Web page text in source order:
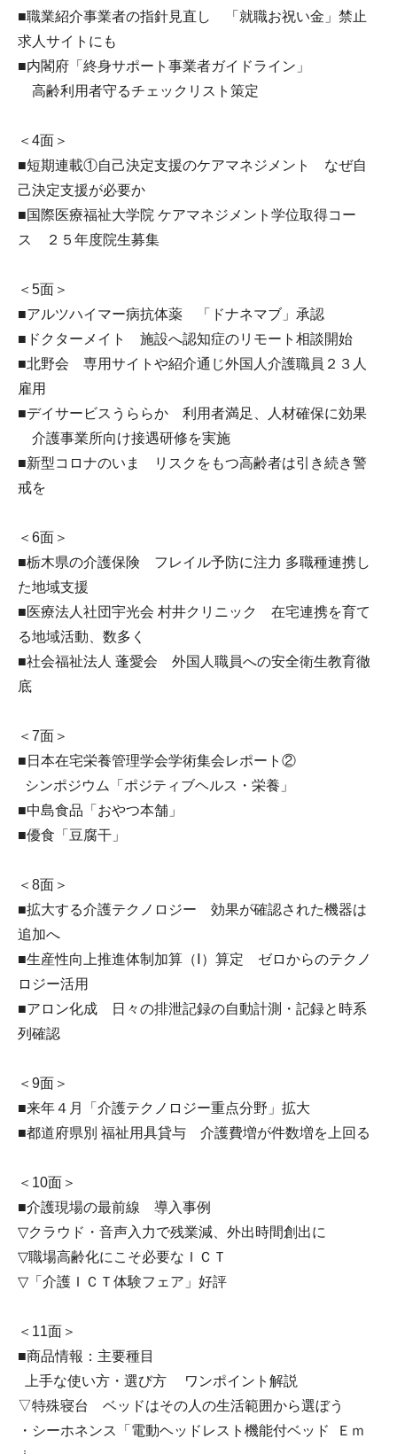
■職業紹介事業者の指針見直し 「就職お祝い金」禁止
求人サイトにも
■内閣府「終身サポート事業者ガイドライン」
高齢利用者守るチェックリスト策定
＜4面＞
■短期連載①自己決定支援のケアマネジメント なぜ自
己決定支援が必要か
■国際医療福祉大学院 ケアマネジメント学位取得コー
ス ２５年度院生募集
＜5面＞
■アルツハイマー病抗体薬 「ドナネマブ」承認
■ドクターメイト 施設へ認知症のリモート相談開始
■北野会 専用サイトや紹介通じ外国人介護職員２３人
雇用
■デイサービスうららか 利用者満足、人材確保に効果
介護事業所向け接遇研修を実施
■新型コロナのいま リスクをもつ高齢者は引き続き警
戒を
＜6面＞
■栃木県の介護保険 フレイル予防に注力 多職種連携し
た地域支援
■医療法人社団宇光会 村井クリニック 在宅連携を育て
る地域活動、数多く
■社会福祉法人 蓬愛会 外国人職員への安全衛生教育徹
底
＜7面＞
■日本在宅栄養管理学会学術集会レポート②
シンポジウム「ポジティブヘルス・栄養」
■中島食品「おやつ本舗」
■優食「豆腐干」
＜8面＞
■拡大する介護テクノロジー 効果が確認された機器は
追加へ
■生産性向上推進体制加算（Ⅰ）算定 ゼロからのテクノ
ロジー活用
■アロン化成 日々の排泄記録の自動計測・記録と時系
列確認
＜9面＞
■来年４月「介護テクノロジー重点分野」拡大
■都道府県別 福祉用具貸与 介護費増が件数増を上回る
＜10面＞
■介護現場の最前線 導入事例
▽クラウド・音声入力で残業減、外出時間創出に
▽職場高齢化にこそ必要なＩＣＴ
▽「介護ＩＣＴ体験フェア」好評
＜11面＞
■商品情報：主要種目
上手な使い方・選び方 ワンポイント解説
▽特殊寝台 ベッドはその人の生活範囲から選ぼう
・シーホネンス「電動ヘッドレスト機能付ベッド Ｅｍ